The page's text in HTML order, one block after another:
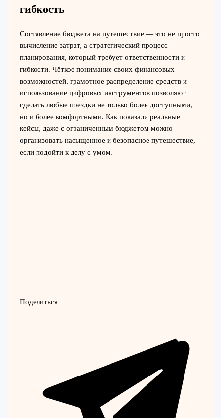
гибкость
Составление бюджета на путешествие — это не просто
вычисление затрат, а стратегический процесс
планирования, который требует ответственности и
гибкости. Чёткое понимание своих финансовых
возможностей, грамотное распределение средств и
использование цифровых инструментов позволяют
сделать любые поездки не только более доступными,
но и более комфортными. Как показали реальные
кейсы, даже с ограниченным бюджетом можно
организовать насыщенное и безопасное путешествие,
если подойти к делу с умом.
Поделиться